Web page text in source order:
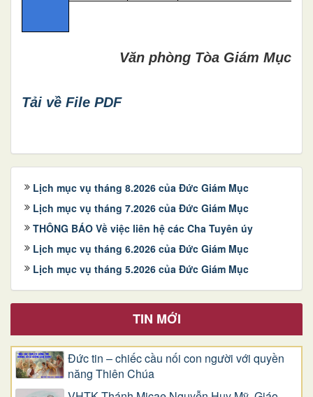
Văn phòng Tòa Giám Mục
Tải về File PDF
Lịch mục vụ tháng 8.2026 của Đức Giám Mục
Lịch mục vụ tháng 7.2026 của Đức Giám Mục
THÔNG BÁO Về việc liên hệ các Cha Tuyên úy
Lịch mục vụ tháng 6.2026 của Đức Giám Mục
Lịch mục vụ tháng 5.2026 của Đức Giám Mục
TIN MỚI
Đức tin – chiếc cầu nối con người với quyền
năng Thiên Chúa